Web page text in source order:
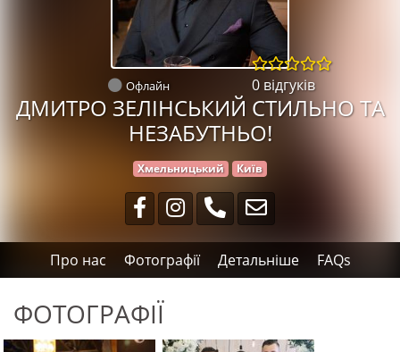
Офлайн 0 відгуків
ДМИТРО ЗЕЛІНСЬКИЙ СТИЛЬНО ТА
НЕЗАБУТНЬО!
Хмельницький Київ
Про нас Фотографії Детальніше FAQs
ФОТОГРАФІЇ